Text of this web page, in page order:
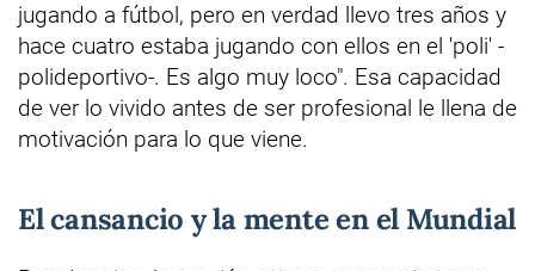
jugando a fútbol, pero en verdad llevo tres años y
hace cuatro estaba jugando con ellos en el 'poli' -
polideportivo-. Es algo muy loco". Esa capacidad
de ver lo vivido antes de ser profesional le llena de
motivación para lo que viene.
El cansancio y la mente en el Mundial